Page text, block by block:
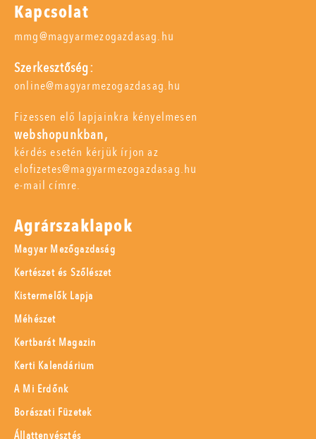
Kapcsolat
mmg@magyarmezogazdasag.hu
Szerkesztőség:
online@magyarmezogazdasag.hu
Fizessen elő lapjainkra kényelmesen
webshopunkban,
kérdés esetén kérjük írjon az
elofizetes@magyarmezogazdasag.hu
e-mail címre.
Agrárszaklapok
Magyar Mezőgazdaság
Kertészet és Szőlészet
Kistermelők Lapja
Méhészet
Kertbarát Magazin
Kerti Kalendárium
A Mi Erdőnk
Borászati Füzetek
Állattenyésztés